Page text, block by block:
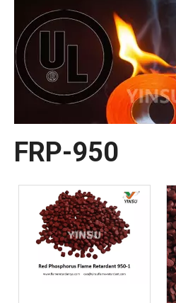
Warum UL510 zum Testen von Klebeband -Entflammbarkeit verwendet wird？
Der UL510 -Standard ist die
FRP-950